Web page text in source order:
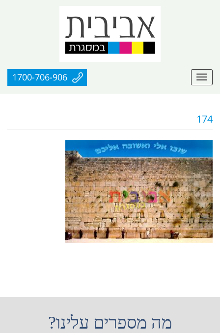
1700-706-906
174
מה מספרים עלינו?